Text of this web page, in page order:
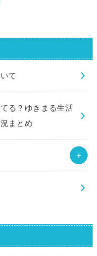
て
る？ゆきまる生活
まとめ